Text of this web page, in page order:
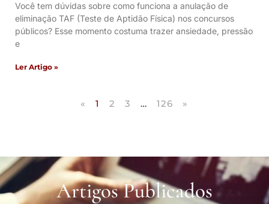
Você tem dúvidas sobre como funciona a anulação de
eliminação TAF (Teste de Aptidão Física) nos concursos
públicos? Esse momento costuma trazer ansiedade, pressão
e
Ler Artigo »
« 1 2 3 … 126 »
Artigos Publicados